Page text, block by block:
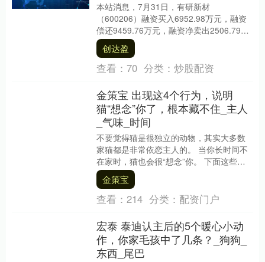
本站消息，7月31日，有研新材
（600206）融资买入6952.98万元，融资
偿还9459.76万元，融资净卖出2506.79万
元，融资余额9.04亿元，近20....
创达盈
查看： 70 分类： 炒股配资
金策宝 出现这4个行为，说明
猫“想念”你了，根本藏不住_主人
_气味_时间
不要觉得猫是很独立的动物，其实大多数
家猫都是非常依恋主人的。 当你长时间不
在家时，猫也会很“想念”你。 下面这些行
为，正是猫“想念”你的具体样子。 守在门
口 如....
金策宝
查看： 214 分类： 配资门户
宏泰 泰迪认主后的5个暖心小动
作，你家毛孩中了几条？_狗狗_
东西_尾巴